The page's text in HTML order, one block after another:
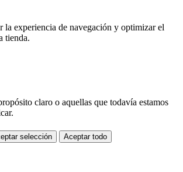
la experiencia de navegación y optimizar el
tienda.
claro o aquellas que todavía estamos
selección Aceptar todo